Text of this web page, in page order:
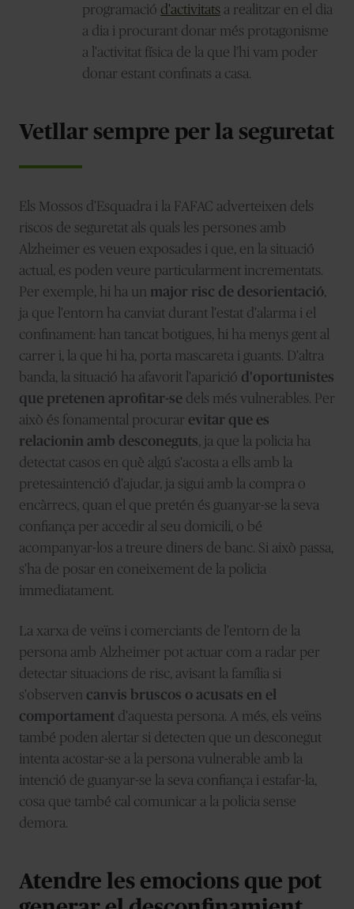
programació d'activitats a realitzar en el dia
a dia i procurant donar més protagonisme
a l'activitat física de la que l’hi vam poder
donar estant confinats a casa.
Vetllar sempre per la seguretat
Els Mossos d'Esquadra i la FAFAC adverteixen dels
riscos de seguretat als quals les persones amb
Alzheimer es veuen exposades i que, en la situació
actual, es poden veure particularment incrementats.
Per exemple, hi ha un major risc de desorientació,
ja que l'entorn ha canviat durant l'estat d'alarma i el
confinament: han tancat botigues, hi ha menys gent al
carrer i, la que hi ha, porta mascareta i guants. D'altra
banda, la situació ha afavorit l'aparició d'oportunistes
que pretenen aprofitar-se dels més vulnerables. Per
això és fonamental procurar evitar que es
relacionin amb desconeguts, ja que la policia ha
detectat casos en què algú s'acosta a ells amb la
pretesaintenció d'ajudar, ja sigui amb la compra o
encàrrecs, quan el que pretén és guanyar-se la seva
confiança per accedir al seu domicili, o bé
acompanyar-los a treure diners de banc. Si això passa,
s'ha de posar en coneixement de la policia
immediatament.
La xarxa de veïns i comerciants de l'entorn de la
persona amb Alzheimer pot actuar com a radar per
detectar situacions de risc, avisant la família si
s'observen canvis bruscos o acusats en el
comportament d'aquesta persona. A més, els veïns
també poden alertar si detecten que un desconegut
intenta acostar-se a la persona vulnerable amb la
intenció de guanyar-se la seva confiança i estafar-la,
cosa que també cal comunicar a la policia sense
demora.
Atendre les emocions que pot